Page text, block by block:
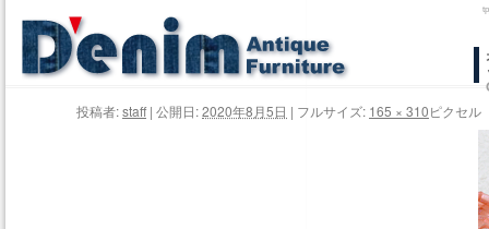
テ
投稿者:staff | 公開日:2020年8月5日 | フルサイズ: 165 × 310ピクセル